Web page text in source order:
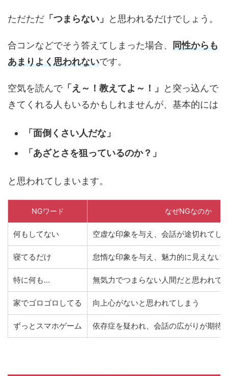
ただただ 「つまらない」 と思われるだけでしょう。
合コンなどでそう答えてしまった場合、 同性からも
あまりよく思われないです。
空気を読んで「え～！教えてよ～！」
と突っ込んで
きてくれる人もいるかもしれませんが、基本的には
「面倒くさい人だな」
「あざとさを狙っているのか？」
と思われてしまいます。
NGワード なぜNGなのか
何もしてない 空虚な印象を与え、会話が途切れてし
寝てるだけ 怠惰な印象を与え、魅力的に見えない
特に何も… 無気力でつまらない人間だと思われて
家でゴロゴロしてる 向上心がないと思われてしまう
ずっとスマホゲーム 依存症を疑われ、会話の広がりが期待